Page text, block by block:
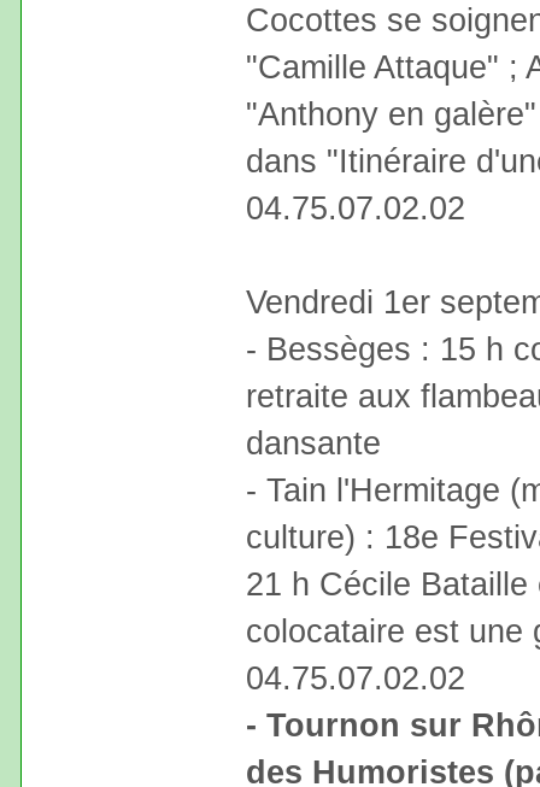
Cocottes se
"Camille Attaque" ;
"Anthony en
dans "Itinéraire
04.75.07.02.02
Vendredi 1er
- Bessèges : 15 h
retraite aux
dansante
- Tain l'Hermitage
culture) : 18e
21 h Cécile
colocataire est une
04.75.07.02.02
- Tournon sur
des Humoristes